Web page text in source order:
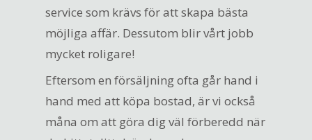
service som krävs för att skapa bästa
möjliga affär. Dessutom blir vårt jobb
mycket roligare!
Eftersom en försäljning ofta går hand i
hand med att köpa bostad, är vi också
måna om att göra dig väl förberedd när